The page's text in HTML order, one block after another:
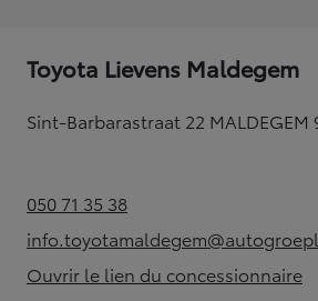
Toyota Lievens Maldegem
Sint-Barbarastraat 22 MALDEGEM
050 71 35 38(Opens in new tab)
(Opens in
Ouvrir le lien du concessionnaire
(Opens in new tab)